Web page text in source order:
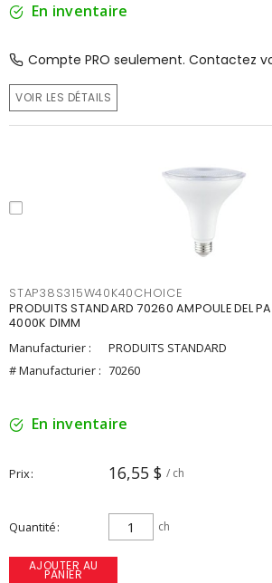
En inventaire
Compte PRO seulement. Contactez
VOIR LES DÉTAILS
STAP38S315W40K40CHOICE
PRODUITS STANDARD 70260 AMPOULE DEL
4000K DIMM
Manufacturier :
PRODUITS STANDARD
# Manufacturier : 70260
En inventaire
Prix 16,55 $ / ch
Quantité ch
AJOUTER AU
PANIER